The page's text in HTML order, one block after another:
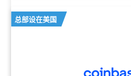
总部设在美国